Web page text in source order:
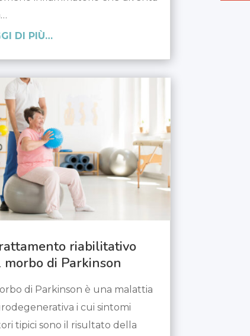
DI PIÙ…
riabilitativo
morbo di Parkinson
di Parkinson è una malattia
i cui sintomi
tipici sono il risultato della